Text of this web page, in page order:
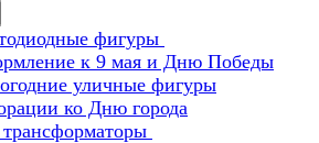
фигуры
к 9 мая и Дню Победы
уличные фигуры
ко Дню города